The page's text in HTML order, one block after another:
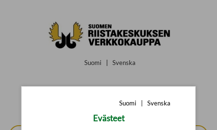
Suomi Svenska
Suomi Svenska
Evästeet